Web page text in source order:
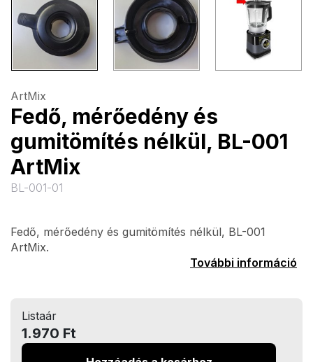
ArtMix
Fedő, mérőedény és
gumitömítés nélkül, BL-001
ArtMix
BL-001-01
Fedő, mérőedény és gumitömítés nélkül, BL-001
ArtMix.
További információ
Listaár
1.970 Ft